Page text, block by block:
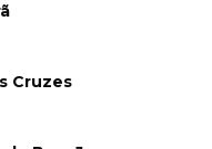
Cruzes